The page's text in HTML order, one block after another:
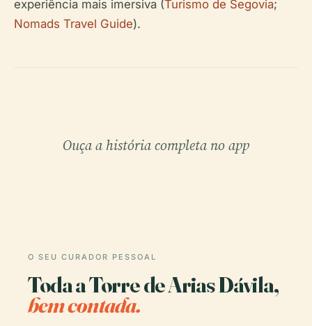
experiência mais imersiva (Turismo de Segovia;
Nomads Travel Guide).
Ouça a história completa no app
O SEU CURADOR PESSOAL
Toda a Torre de Arias Dávila,
bem contada.